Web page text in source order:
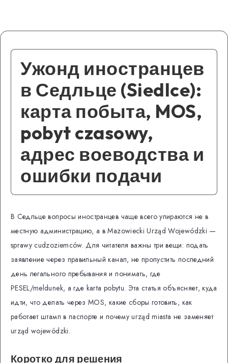
Ужонд иностранцев
в Седльце (Siedlce):
карта побыта, MOS,
pobyt czasowy,
адрес воеводства и
ошибки подачи
В Седльце вопросы иностранцев чаще всего упираются не в
местную администрацию, а в Mazowiecki Urząd Wojewódzki —
sprawy cudzoziemców. Для читателя важны три вещи: подать
заявление через правильный канал, не пропустить последний
день легального пребывания и понимать, где
PESEL/meldunek, а где karta pobytu. Эта статья объясняет, куда
идти, что делать через MOS, какие сборы готовить, как
работает штамп в паспорте и почему urząd miasta не заменяет
urząd wojewódzki.
Коротко для решения